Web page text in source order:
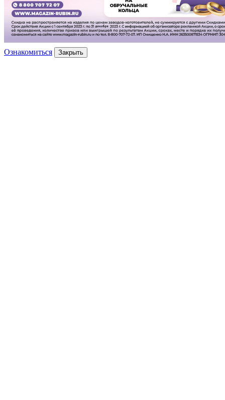
Ознакомиться Закрыть